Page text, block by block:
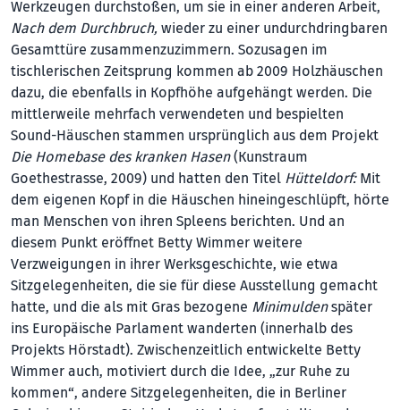
Werkzeugen durchstoßen, um sie in einer anderen Arbeit,
Nach dem Durchbruch, wieder zu einer undurchdringbaren
Gesamttüre zusammenzuzimmern. Sozusagen im
tischlerischen Zeitsprung kommen ab 2009 Holzhäuschen
dazu, die ebenfalls in Kopfhöhe aufgehängt werden. Die
mittlerweile mehrfach verwendeten und bespielten
Sound-Häuschen stammen ursprünglich aus dem Projekt
Die Homebase des kranken Hasen(Kunstraum
Goethestrasse, 2009) und hatten den Titel Hütteldorf:Mit
dem eigenen Kopf in die Häuschen hineingeschlüpft, hörte
man Menschen von ihren Spleens berichten. Und an
diesem Punkt eröffnet Betty Wimmer weitere
Verzweigungen in ihrer Werksgeschichte, wie etwa
Sitzgelegenheiten, die sie für diese Ausstellung gemacht
hatte, und die als mit Gras bezogene Minimuldenspäter
ins Europäische Parlament wanderten (innerhalb des
Projekts Hörstadt). Zwischenzeitlich entwickelte Betty
Wimmer auch, motiviert durch die Idee, „zur Ruhe zu
kommen“, andere Sitzgelegenheiten, die in Berliner